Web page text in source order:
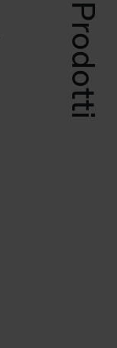
Prodotti